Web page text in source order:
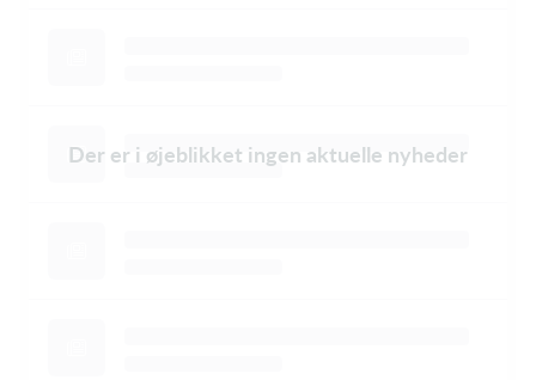
Der er i øjeblikket ingen aktuelle nyheder